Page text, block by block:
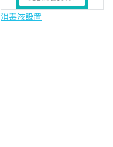
消毒液設置